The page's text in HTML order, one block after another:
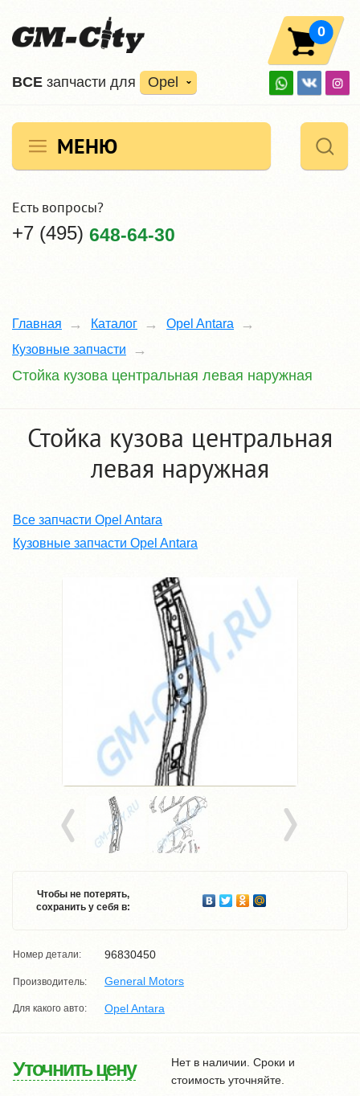
ВCE запчасти для Opel
0
МЕНЮ
Есть вопросы?
+7 (495) 648-64-30
Главная Каталог
Opel Antara
Кузовные запчасти
Стойка кузова центральная левая наружная
Стойка кузова центральная
левая наружная
Все запчасти Opel Antara
Кузовные запчасти Opel Antara
Чтобы не потерять,
сохранить у себя в:
Номер детали: 96830450
Производитель: General Motors
Для какого авто: Opel Antara
Уточнить цену
Нет в наличии. Сроки и
стоимость уточняйте.